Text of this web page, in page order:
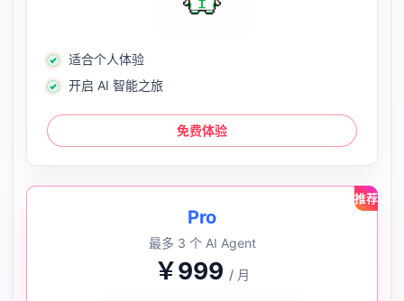
适合个人体验
开启 AI 智能之旅
免费体验
推荐
Pro
最多 3 个 AI Agent
￥999 / 月